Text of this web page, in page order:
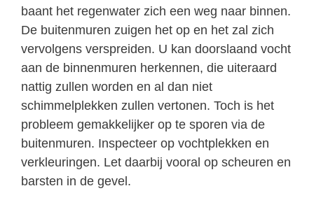
baant het regenwater zich een weg naar binnen.
De buitenmuren zuigen het op en het zal zich
vervolgens verspreiden. U kan doorslaand vocht
aan de binnenmuren herkennen, die uiteraard
nattig zullen worden en al dan niet
schimmelplekken zullen vertonen. Toch is het
probleem gemakkelijker op te sporen via de
buitenmuren. Inspecteer op vochtplekken en
verkleuringen. Let daarbij vooral op scheuren en
barsten in de gevel.